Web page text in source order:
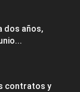
dos años,
contratos y